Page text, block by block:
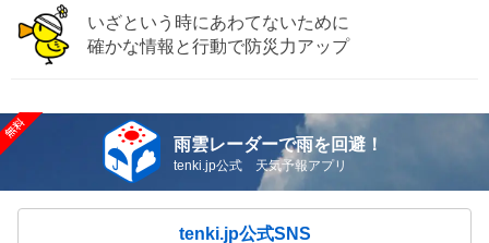
いざという時にあわてないために
確かな情報と行動で防災力アップ
雨雲レーダーで雨を回避！
tenki.jp公式 天気予報アプリ
tenki.jp公式SNS